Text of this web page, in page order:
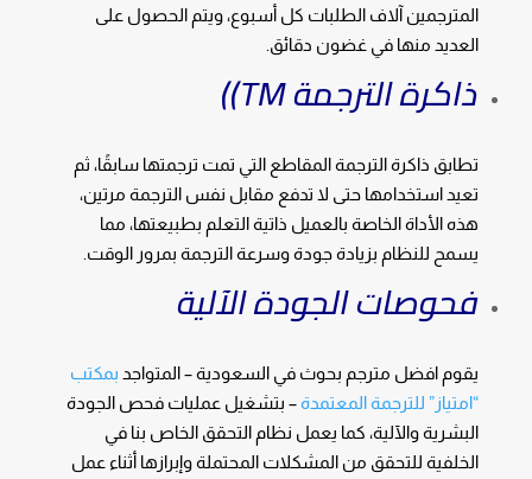
المترجمين آلاف الطلبات كل أسبوع، ويتم الحصول على
العديد منها في غضون دقائق.
ذاكرة الترجمة TM))
تطابق ذاكرة الترجمة المقاطع التي تمت ترجمتها سابقًا، ثم
تعيد استخدامها حتى لا تدفع مقابل نفس الترجمة مرتين،
هذه الأداة الخاصة بالعميل ذاتية التعلم بطبيعتها، مما
يسمح للنظام بزيادة جودة وسرعة الترجمة بمرور الوقت.
فحوصات الجودة الآلية
يقوم افضل مترجم بحوث في السعودية – المتواجد بمكتب
“امتياز” للترجمة المعتمدة– بتشغيل عمليات فحص الجودة
البشرية والآلية، كما يعمل نظام التحقق الخاص بنا في
الخلفية للتحقق من المشكلات المحتملة وإبرازها أثناء عمل